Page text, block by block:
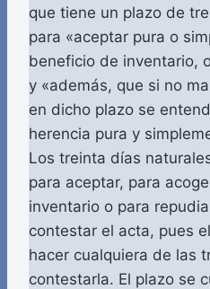
que tiene un plazo de
para «aceptar pura o
beneficio de inventario,
y «además, que si no
en dicho plazo se
herencia pura y
Los treinta días
para aceptar, para
inventario o para
contestar el acta, pues
hacer cualquiera de las
contestarla. El plazo se